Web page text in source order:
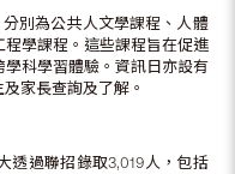
別為公共人文學課程、人體
學課程。這些課程旨在促進
科學習體驗。資訊日亦設有
家長查詢及了解。
透過聯招錄取3,019人，包括